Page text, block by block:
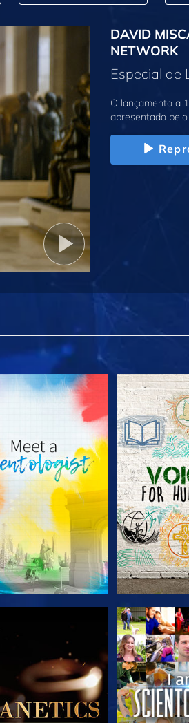
DAVID
NETWORK
Especial de
O lançamento a
apresentado
A SÉRIE